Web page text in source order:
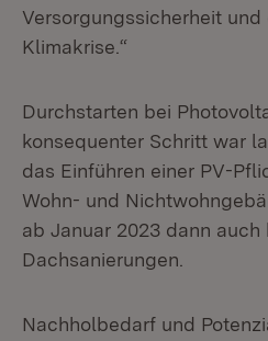
Versorgungssicherheit
Klimakrise.“
Durchstarten bei
konsequenter Schritt war
das Einführen einer PV-
Wohn- und
ab Januar 2023 dann
Dachsanierungen.
Nachholbedarf und